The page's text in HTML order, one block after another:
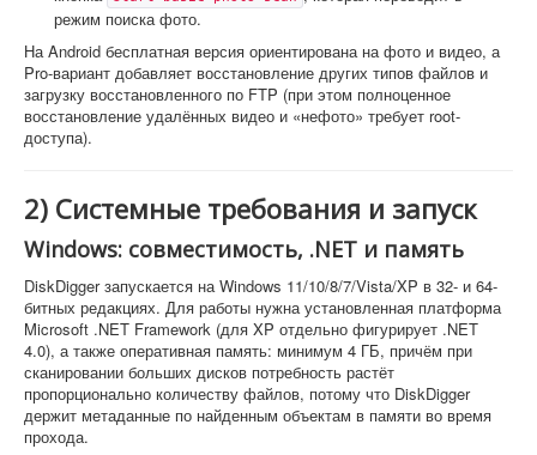
режим поиска фото.
На Android бесплатная версия ориентирована на фото и видео, а
Pro-вариант добавляет восстановление других типов файлов и
загрузку восстановленного по FTP (при этом полноценное
восстановление удалённых видео и «нефото» требует root-
доступа).
2) Системные требования и запуск
Windows: совместимость, .NET и память
DiskDigger запускается на Windows 11/10/8/7/Vista/XP в 32- и 64-
битных редакциях. Для работы нужна установленная платформа
Microsoft .NET Framework (для XP отдельно фигурирует .NET
4.0), а также оперативная память: минимум 4 ГБ, причём при
сканировании больших дисков потребность растёт
пропорционально количеству файлов, потому что DiskDigger
держит метаданные по найденным объектам в памяти во время
прохода.